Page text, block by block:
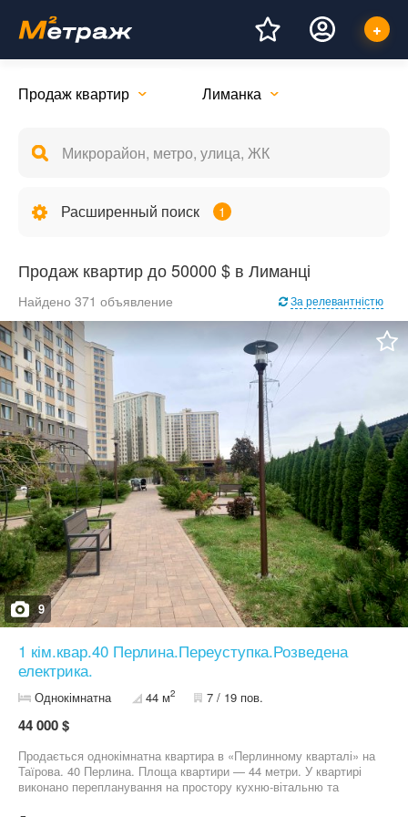
Продаж квартир Лиманка
Расширенный поиск 1
Продаж квартир до 50000 $ в Лиманці
Найдено 371 объявление За релевантністю
9
1 кім.квар.40 Перлина.Переуступка.Розведена
електрика.
Однокімнатна 44 м2 7 / 19 пов.
44 000 $
Продається однокімнатна квартира в «Перлинному кварталі» на
Таїрова. 40 Перлина. Площа квартири — 44 метри. У квартирі
виконано перепланування на простору кухню-вітальню та